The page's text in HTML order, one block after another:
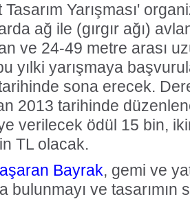
Yarışması'
ağ ile (gırgır ağı)
ve 24-49 metre arası
yılki yarışmaya
sona erecek.
2013 tarihinde
verilecek ödül 15 bin,
TL olacak.
Bayrak, gemi ve
bulunmayı ve tasarımın